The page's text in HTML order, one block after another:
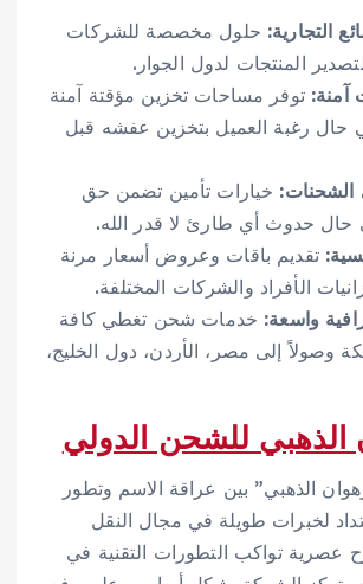
التجارية: حلول مخصصة للشركات
المنتجات لدول الجوار.
آمنة: توفر مساحات تخزين مؤقتة آمنة
حال رغبة العميل بتخزين عفشه قبل
الشحنات: خيارات تأمين تضمن حق
حال حدوث أي طارئ لا قدر الله.
تقديم باقات وعروض أسعار مرنة
الأفراد والشركات المختلفة.
واسعة: خدمات شحن تغطي كافة
وصولاً إلى مصر، الأردن، دول الخليج،
الذهبي للشحن الدولي
الذهبي” بين عراقة الاسم وتطور
لخبرات طويلة في مجال النقل
عصرية تواكب التطورات التقنية في